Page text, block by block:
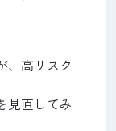
、高リスク
見直してみ